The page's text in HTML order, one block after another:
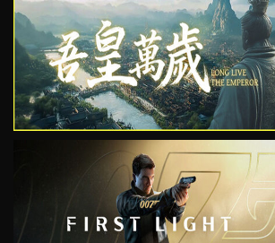
VIEW
VIEW